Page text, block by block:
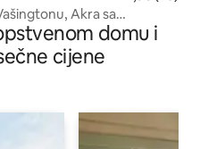
Akra sa
domu i
cijene